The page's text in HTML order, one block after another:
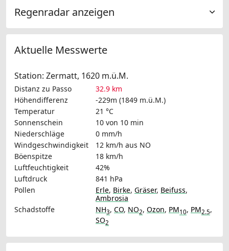
Regenradar anzeigen
Aktuelle Messwerte
Station: Zermatt, 1620 m.ü.M.
Distanz zu Passo
32.9 km
Höhendifferenz
-229m (1849 m.ü.M.)
Temperatur
21 °C
Sonnenschein
10 von 10 min
Niederschläge
0 mm/h
Windgeschwindigkeit
12 km/h aus NO
Böenspitze
18 km/h
Luftfeuchtigkeit
42%
Luftdruck
841 hPa
Pollen
Erle, Birke, Gräser, Beifuss,
Ambrosia
Schadstoffe
NH3, CO, NO2, Ozon, PM10, PM2.5,
SO2